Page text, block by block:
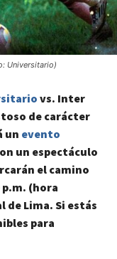
Universitario)
vs. Inter
de carácter
un evento
un espectáculo
el camino
p.m. (hora
de Lima. Si estás
para